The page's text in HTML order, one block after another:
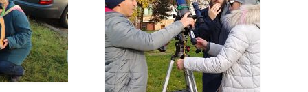
Układ Słoneczny przy Słonecznej 36
Meteoryt Morasko
Nasze planetoidy